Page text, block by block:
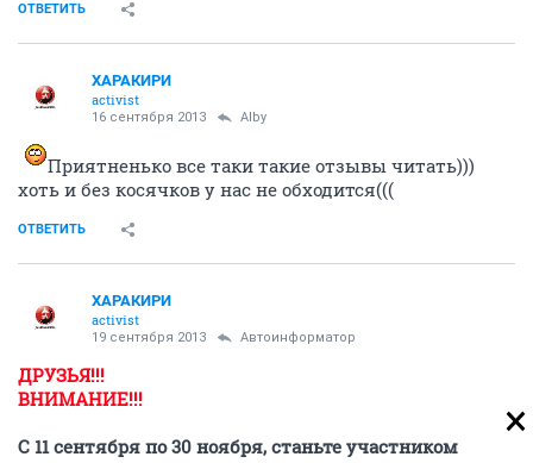
ОТВЕТИТЬ
ХАРАКИРИ
activist
16 сентября 2013 Alby
Приятненько все таки такие отзывы читать)))
хоть и без косячков у нас не обходится(((
ОТВЕТИТЬ
ХАРАКИРИ
activist
19 сентября 2013 Автоинформатор
ДРУЗЬЯ!!!
ВНИМАНИЕ!!!
С 11 сентября по 30 ноября, станьте участником